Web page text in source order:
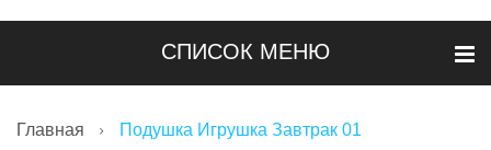
СПИСОК МЕНЮ
Главная Подушка Игрушка Завтрак 01